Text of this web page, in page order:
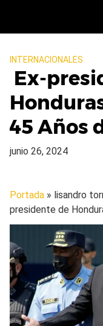
INTERNACIONALES
Ex-
45 Años
junio 26, 2024
Portada » lisandro
presidente de